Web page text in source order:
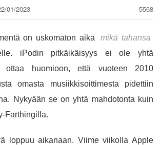
01/2023 5568
on uskomaton aika
mikä tahansa
iPodin pitkäikäisyys ei ole yhtä
ottaa huomioon, että vuoteen 2010
omasta musiikkisoittimesta pidettiin
Nykyään se on yhtä mahdotonta kuin
Farthingilla.
loppuu aikanaan. Viime viikolla Apple